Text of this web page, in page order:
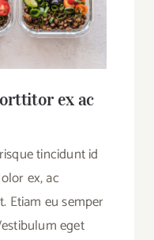
ex ac
tincidunt id
ex, ac
Etiam eu semper
eget